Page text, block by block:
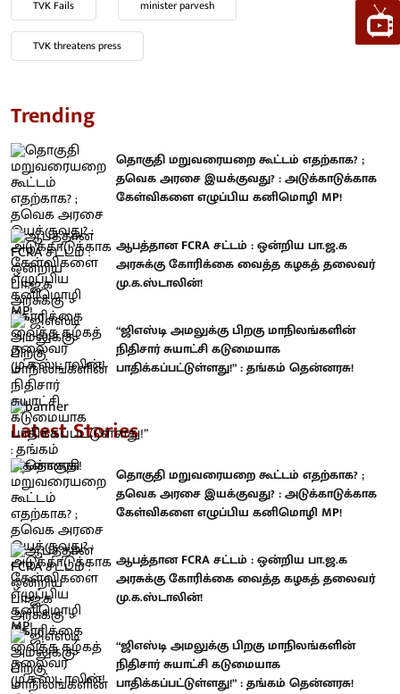
TVK Fails minister parvesh
TVK threatens press
Trending
தொகுதி மறுவரையறை கூட்டம் எதற்காக? ;
தவெக அரசை இயக்குவது? : அடுக்காடுக்காக
கேள்விகளை எழுப்பிய கனிமொழி MP!
ஆபத்தான FCRA சட்டம் : ஒன்றிய பா.ஜ.க
அரசுக்கு கோரிக்கை வைத்த கழகத் தலைவர்
மு.க.ஸ்டாலின்!
“ஜிஎஸ்டி அமலுக்கு பிறகு மாநிலங்களின்
நிதிசார் சுயாட்சி கடுமையாக
பாதிக்கப்பட்டுள்ளது!” : தங்கம் தென்னரசு!
Latest Stories
தொகுதி மறுவரையறை கூட்டம் எதற்காக? ;
தவெக அரசை இயக்குவது? : அடுக்காடுக்காக
கேள்விகளை எழுப்பிய கனிமொழி MP!
ஆபத்தான FCRA சட்டம் : ஒன்றிய பா.ஜ.க
அரசுக்கு கோரிக்கை வைத்த கழகத் தலைவர்
மு.க.ஸ்டாலின்!
“ஜிஎஸ்டி அமலுக்கு பிறகு மாநிலங்களின்
நிதிசார் சுயாட்சி கடுமையாக
பாதிக்கப்பட்டுள்ளது!” : தங்கம் தென்னரசு!